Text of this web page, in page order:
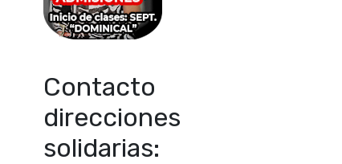
Contacto
direcciones
solidarias: